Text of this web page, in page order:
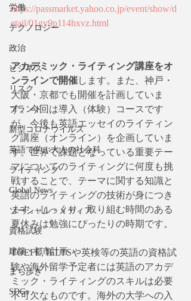
労働
テクノロジー
政治
ビジネス
リスク
ブランド
新型コロナウイルス
英語で学ぶ大人の社会科
ライティング
Global News
ソーシャル・メディア
資格試験
建築・都市計画
まち歩き
SDGs
https://passmarket.yahoo.co.jp/event/show/d
etail/01gv9p114hxvz.html
アカデミック・ライティング講座をオ
ンラインで開催します。また、神戸・
大阪・京都でも開催を計画していま
す。今回は導入（体験）コースです
が、今後も英語エッセイのライティン
グ講座（オンライン）を企画していま
す。世界で課題となっている重要テー
マについてのライティングに何度も挑
戦することで、テーマに関する知識と
英語のライティングの技術が身につき
ます。じっくり、取り組む時間のある
夏休みは勉強にぴったりの時期です。
TOEFL, IELTSや英検等の英語の資格試
験や海外留学予定者には英語のアカデ
ミック・ライティングのスキルは必要
不可欠なものです。海外の大学への入